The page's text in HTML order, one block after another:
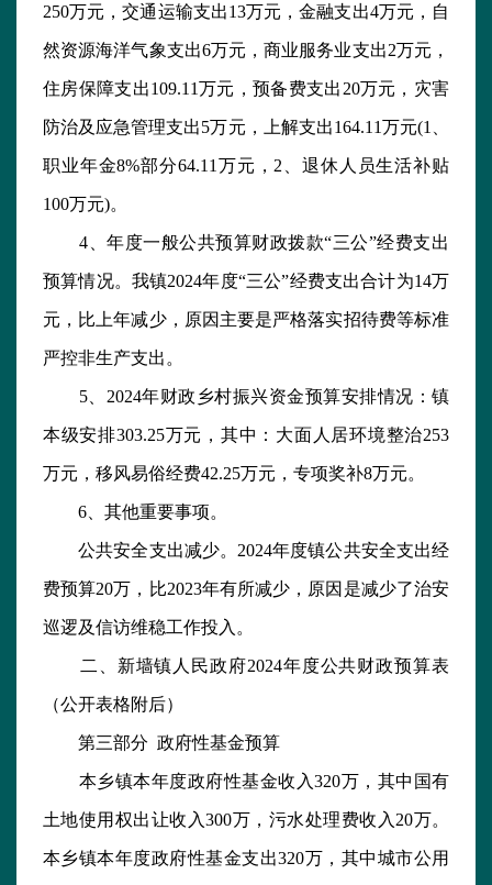
250万元，交通运输支出13万元，金融支出4万元，自
然资源海洋气象支出6万元，商业服务业支出2万元，
住房保障支出109.11万元，预备费支出20万元，灾害
防治及应急管理支出5万元，上解支出164.11万元(1、
职业年金8%部分64.11万元，2、退休人员生活补贴
100万元)。
4、年度一般公共预算财政拨款“三公”经费支出
预算情况。我镇2024年度“三公”经费支出合计为14万
元，比上年减少，原因主要是严格落实招待费等标准
严控非生产支出。
5、2024年财政乡村振兴资金预算安排情况：镇
本级安排303.25万元，其中：大面人居环境整治253
万元，移风易俗经费42.25万元，专项奖补8万元。
6、其他重要事项。
公共安全支出减少。2024年度镇公共安全支出经
费预算20万，比2023年有所减少，原因是减少了治安
巡逻及信访维稳工作投入。
二、新墙镇人民政府2024年度公共财政预算表
（公开表格附后）
第三部分 政府性基金预算
本乡镇本年度政府性基金收入320万，其中国有
土地使用权出让收入300万，污水处理费收入20万。
本乡镇本年度政府性基金支出320万，其中城市公用